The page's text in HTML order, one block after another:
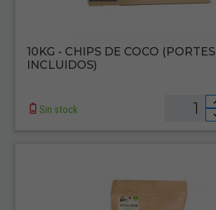
10KG - CHIPS DE COCO (PORTES
INCLUIDOS)
Sin stock